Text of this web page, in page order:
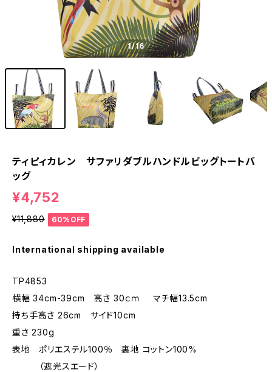
1/16
ティピィカレン サファリダブルハンドルビッグトートバ
ッグ
¥4,752
¥11,880 60%OFF
International shipping available
TP4853
横幅 34cm-39cm 高さ 30ｃｍ マチ幅13.5cm
持ち手高さ 26cm サイド10cm
重さ 230g
表地 ポリエステル100％ 裏地 コットン100%
（遮光スエード）